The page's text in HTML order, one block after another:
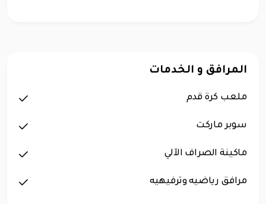
المرافق و الخدمات
ملعب كرة قدم
سوبر ماركت
ماكينة الصراف الآلي
مرافق رياضيه وترفيهيه